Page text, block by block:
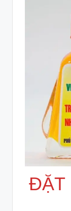
ĐẶT